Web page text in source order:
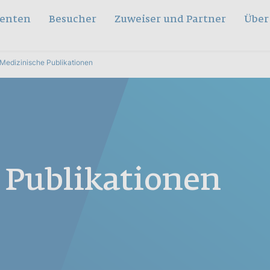
Besucher Zuweiser und Partner
Medizinische Publikationen